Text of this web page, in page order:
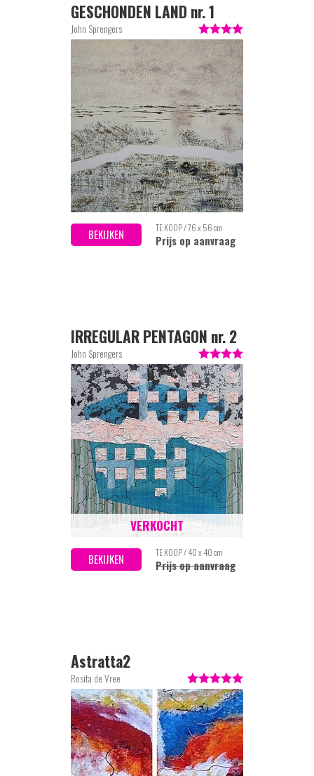
GESCHONDEN LAND nr. 1
John Sprengers
BEKIJKEN TE KOOP / 76 x 56 cm
Prijs op aanvraag
IRREGULAR PENTAGON nr. 2
John Sprengers
BEKIJKEN TE KOOP / 40 x 40 cm
Prijs op aanvraag
VERKOCHT
Astratta2
Rosita de Vree